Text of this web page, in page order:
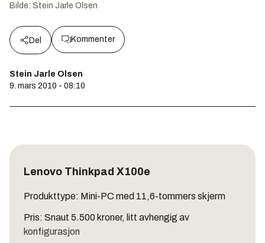
Bilde: Stein Jarle Olsen
Del Kommenter
Stein Jarle Olsen
9. mars 2010 - 08:10
Lenovo Thinkpad X100e
Produkttype: Mini-PC med 11,6-tommers skjerm
Pris: Snaut 5.500 kroner, litt avhengig av
konfigurasjon